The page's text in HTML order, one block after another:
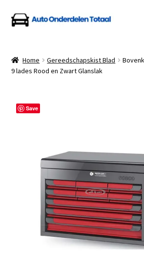
Ga
door
navigatie
Ga
naar
inhoud
Algemene Voorwaarden
Klantenservice
Linkpartners
Home Gereedschapskist Blad
9 lades Rood en Zwart Glanslak
Save